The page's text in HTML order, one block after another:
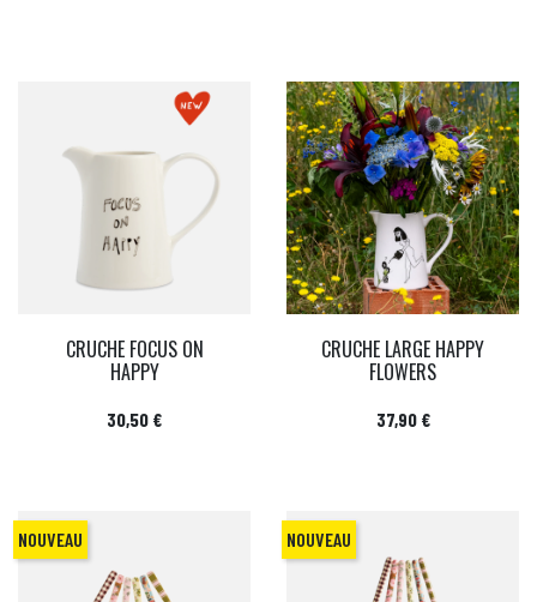
CRUCHE FOCUS ON
HAPPY
Prix
30,50 €
CRUCHE LARGE HAPPY
FLOWERS
Prix
37,90 €
NOUVEAU NOUVEAU